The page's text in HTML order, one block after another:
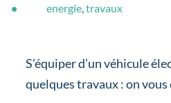
energie,travaux
S’équiper d’un véhicule
quelques travaux : on vous